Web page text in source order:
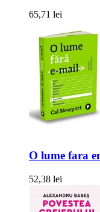
65,71 lei
O lume fara
52,38 lei